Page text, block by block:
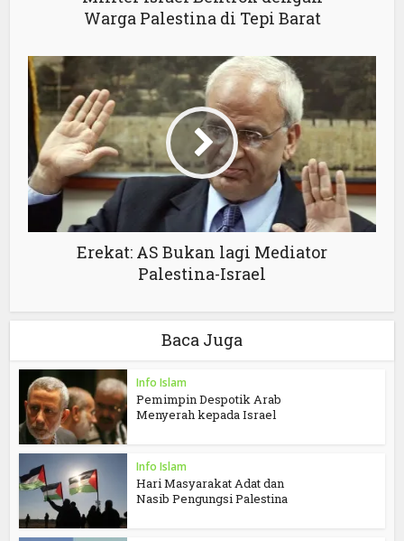
Warga Palestina di Tepi Barat
Erekat: AS Bukan lagi Mediator
Palestina-Israel
Baca Juga
Info Islam
Pemimpin Despotik Arab
Menyerah kepada Israel
Info Islam
Hari Masyarakat Adat dan
Nasib Pengungsi Palestina